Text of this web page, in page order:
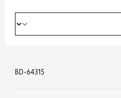
BD-64315